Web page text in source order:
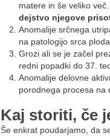
matere in še veliko več.
dejstvo njegove
Anomalije srčnega
na patologijo srca
Grozi ali se je začel
redni popadki do 37.
Anomalije delovne
porodnega procesa na
Kaj storiti, če
Še enkrat poudarjamo, da